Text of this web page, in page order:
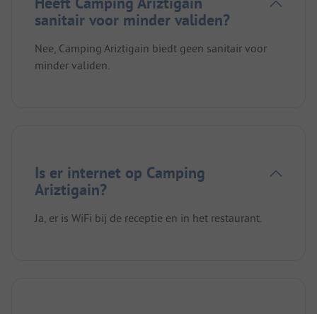
sanitair voor minder validen?
Nee, Camping Ariztigain biedt geen sanitair voor
minder validen.
Is er internet op Camping
Ariztigain?
Ja, er is WiFi bij de receptie en in het restaurant.